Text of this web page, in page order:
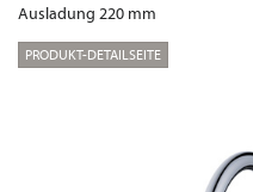
Ausladung 220 mm
PRODUKT-DETAILSEITE